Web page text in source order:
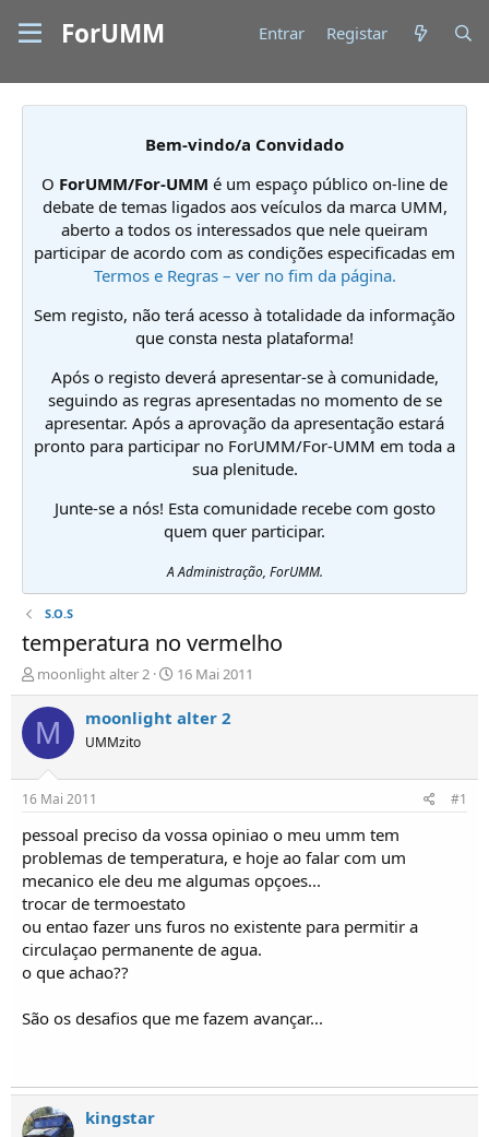
ForUMM Entrar Registar
Bem-vindo/a Convidado
O ForUMM/For-UMM é um espaço público on-line de
debate de temas ligados aos veículos da marca UMM,
aberto a todos os interessados que nele queiram
participar de acordo com as condições especificadas em
Termos e Regras – ver no fim da página.
Sem registo, não terá acesso à totalidade da informação
que consta nesta plataforma!
Após o registo deverá apresentar-se à comunidade,
seguindo as regras apresentadas no momento de se
apresentar. Após a aprovação da apresentação estará
pronto para participar no ForUMM/For-UMM em toda a
sua plenitude.
Junte-se a nós! Esta comunidade recebe com gosto
quem quer participar.
A Administração, ForUMM.
S.O.S
temperatura no vermelho
I
n
i
c
i
d
o
r
e
T
ó
p
i
c
o
moonlight alter 2
D
a
t
í
i
o
16 Mai 2011
M moonlight alter 2
UMMzito
16 Mai 2011 #1
pessoal preciso da vossa opiniao o meu umm tem
problemas de temperatura, e hoje ao falar com um
mecanico ele deu me algumas opçoes...
trocar de termoestato
ou entao fazer uns furos no existente para permitir a
circulaçao permanente de agua.
o que achao??
São os desafios que me fazem avançar...
kingstar